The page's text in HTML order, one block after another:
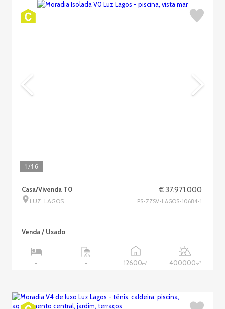
1/16
Casa/Vivenda T0
LUZ, LAGOS
€ 37.971.000
PS-ZZSV-LAGOS-10684-1
Venda / Usado
- - 12600m2 400000m2